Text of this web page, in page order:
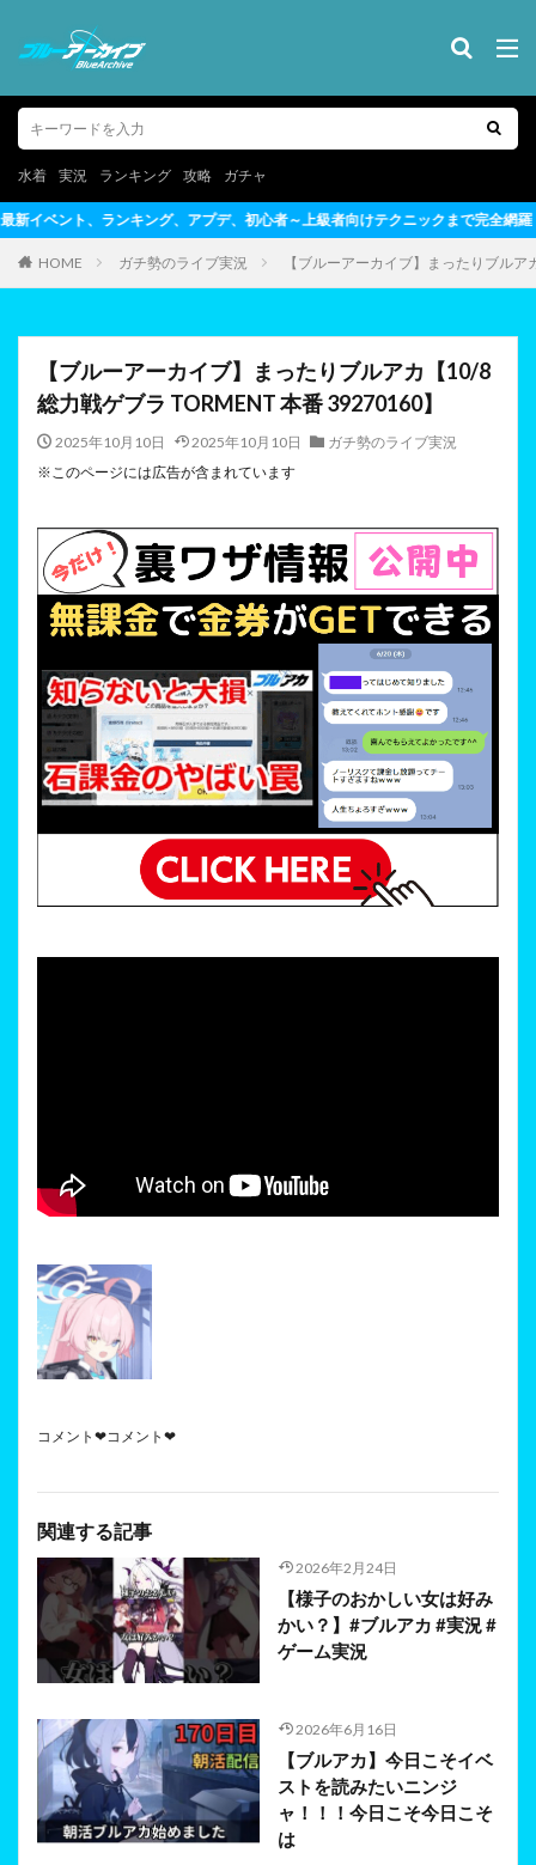
水着 実況 ランキング 攻略 ガチャ
デ、初心者～上級者向けテクニックまで完全網羅
HOME ガチ勢のライブ実況 【ブルーアーカイブ】まったりブル
【ブルーアーカイブ】まったりブルアカ【10/8
総力戦ゲブラ TORMENT 本番 39270160】
2025年10月10日 2025年10月10日
ガチ勢のライブ実況
※このページには広告が含まれています
コメント❤コメント❤
関連する記事
2026年2月24日
【様子のおかしい女は好み
かい？】#ブルアカ #実況 #
ゲーム実況
2026年6月16日
【ブルアカ】今日こそイベ
ストを読みたいニンジ
ャ！！！今日こそ今日こそ
は